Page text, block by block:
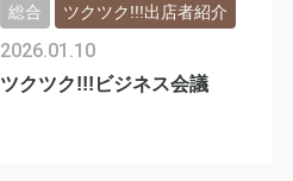
ツクツク!!!ビジネス会議
2026.01.10
総合 ツクツク!!!出店者紹介